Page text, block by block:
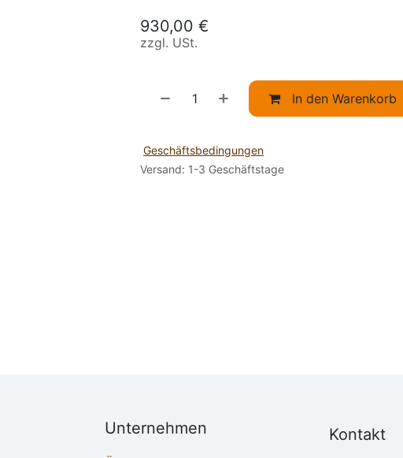
930,00 €
zzgl. USt.
In den Warenkorb
Geschäftsbedingungen
Versand: 1-3 Geschäftstage
Unternehmen Kontakt